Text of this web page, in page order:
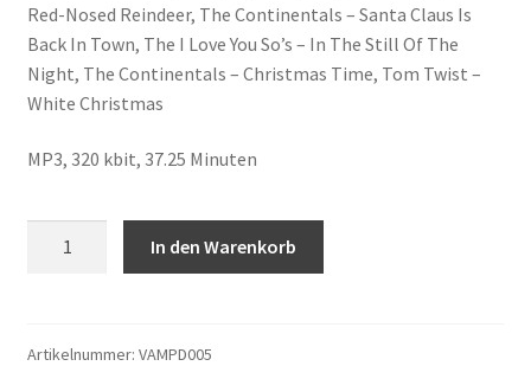
Red-Nosed Reindeer, The Continentals – Santa Claus Is
Back In Town, The I Love You So’s – In The Still Of The
Night, The Continentals – Christmas Time, Tom Twist –
White Christmas
MP3, 320 kbit, 37.25 Minuten
&
In den Warenkorb
Artikelnummer: VAMPD005